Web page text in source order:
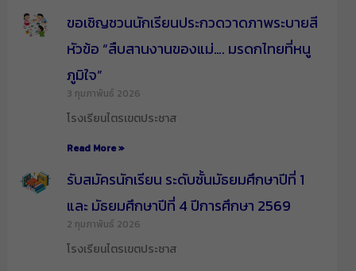
ขอเชิญชวนนักเรียนประกวดวาดภาพระบายสี
หัวข้อ “สืบสานงานของแม่…. มรดกไทยที่หนู
ภูมิใจ”
3 กุมภาพันธ์ 2026
โรงเรียนไตรเขตประชาส
Read More »
รับสมัครนักเรียน ระดับชั้นมัธยมศึกษาปีที่ 1
และ มัธยมศึกษาปีที่ 4 ปีการศึกษา 2569
2 กุมภาพันธ์ 2026
โรงเรียนไตรเขตประชาส